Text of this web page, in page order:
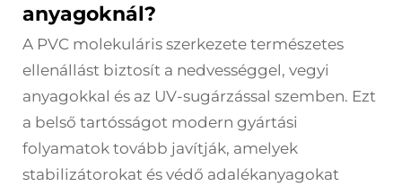
anyagoknál?
A PVC molekuláris szerkezete természetes
ellenállást biztosít a nedvességgel, vegyi
anyagokkal és az UV-sugárzással szemben. Ezt
a belső tartósságot modern gyártási
folyamatok tovább javítják, amelyek
stabilizátorokat és védő adalékanyagokat